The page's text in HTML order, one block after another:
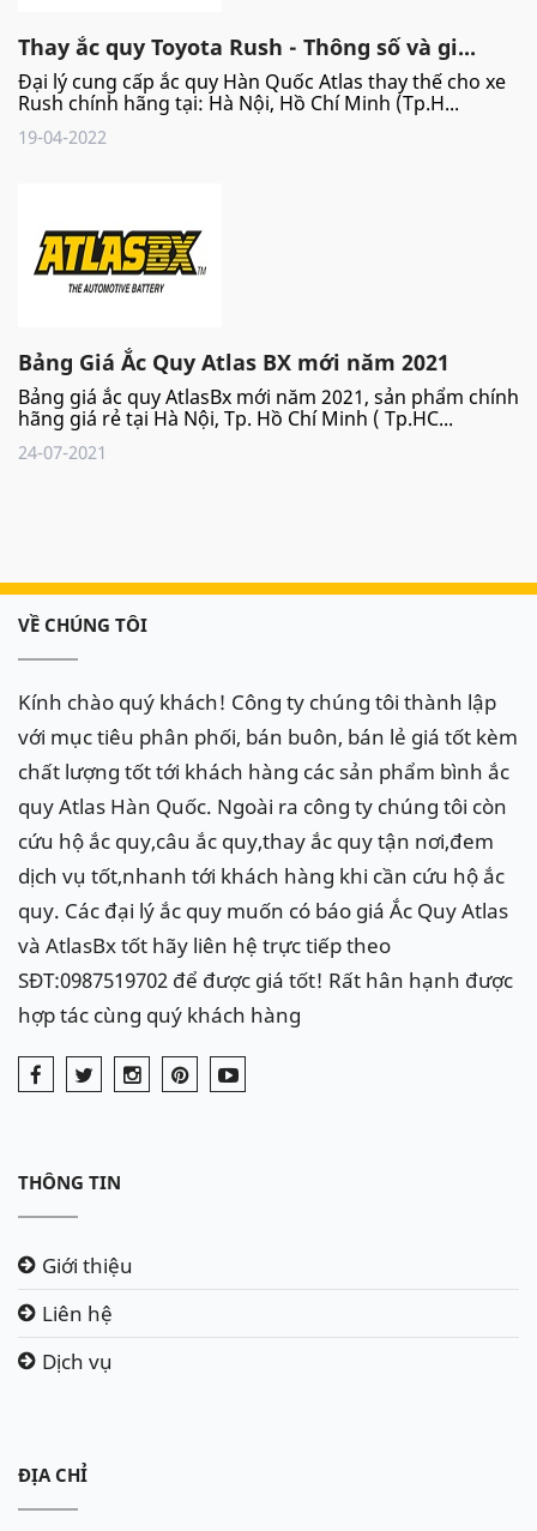
Thay ắc quy Toyota Rush - Thông số và gi...
Đại lý cung cấp ắc quy Hàn Quốc Atlas thay thế cho xe
Rush chính hãng tại: Hà Nội, Hồ Chí Minh (Tp.H...
19-04-2022
Bảng Giá Ắc Quy Atlas BX mới năm 2021
Bảng giá ắc quy AtlasBx mới năm 2021, sản phẩm chính
hãng giá rẻ tại Hà Nội, Tp. Hồ Chí Minh ( Tp.HC...
24-07-2021
VỀ CHÚNG TÔI
Kính chào quý khách! Công ty chúng tôi thành lập
với mục tiêu phân phối, bán buôn, bán lẻ giá tốt kèm
chất lượng tốt tới khách hàng các sản phẩm bình ắc
quy Atlas Hàn Quốc. Ngoài ra công ty chúng tôi còn
cứu hộ ắc quy,câu ắc quy,thay ắc quy tận nơi,đem
dịch vụ tốt,nhanh tới khách hàng khi cần cứu hộ ắc
quy. Các đại lý ắc quy muốn có báo giá Ắc Quy Atlas
và AtlasBx tốt hãy liên hệ trực tiếp theo
SĐT:0987519702 để được giá tốt! Rất hân hạnh được
hợp tác cùng quý khách hàng
THÔNG TIN
Giới thiệu
Liên hệ
Dịch vụ
ĐỊA CHỈ